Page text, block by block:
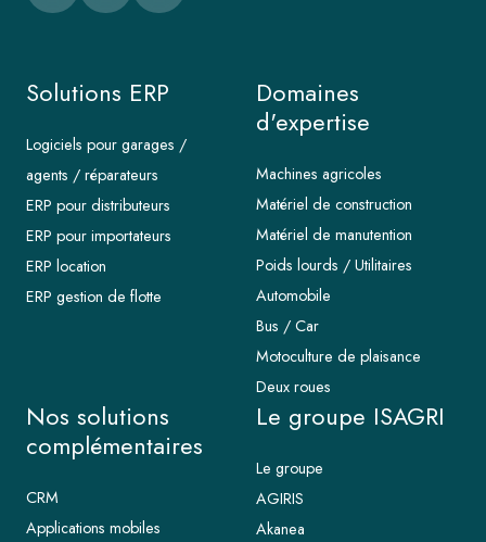
Solutions ERP
Logiciels pour garages /
agents / réparateurs
ERP pour distributeurs
ERP pour importateurs
ERP location
ERP gestion de flotte
Domaines
d'expertise
Machines agricoles
Matériel de construction
Matériel de manutention
Poids lourds / Utilitaires
Automobile
Bus / Car
Motoculture de plaisance
Deux roues
Nos solutions
complémentaires
CRM
Applications mobiles
Le groupe ISAGRI
Le groupe
AGIRIS
Akanea